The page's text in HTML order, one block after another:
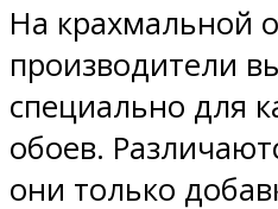
На крахмальной
производители
специально для
обоев.
они только